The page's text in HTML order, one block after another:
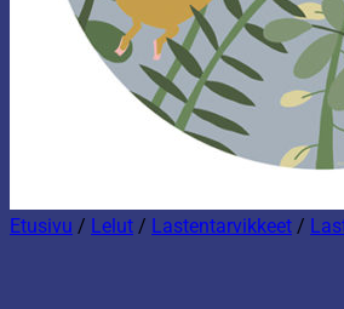
Etusivu / Lelut / Lastentarvikkeet /